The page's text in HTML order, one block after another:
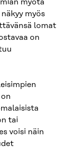
myötä
myös
lomat
on
tai
voisi näin